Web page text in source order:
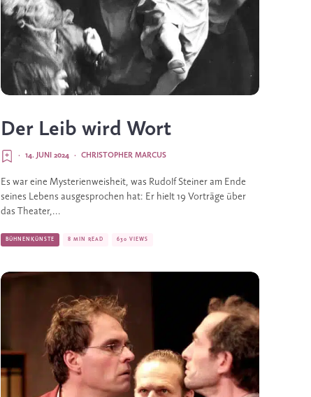
Der Leib wird Wort
CHRISTOPHER MARCUS
·
14. JUNI 2024
·
Es war eine Mysterienweisheit, was Rudolf Steiner am Ende
seines Lebens ausgesprochen hat: Er hielt 19 Vorträge über
das Theater,...
BÜHNENKÜNSTE 8 MIN READ 630 VIEWS